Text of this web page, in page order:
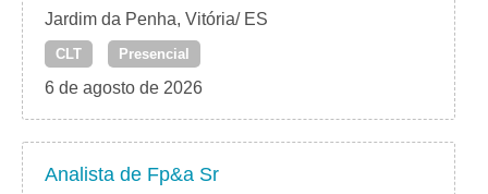
Jardim da Penha, Vitória/ ES
CLT Presencial
6 de agosto de 2026
Analista de Fp&a Sr